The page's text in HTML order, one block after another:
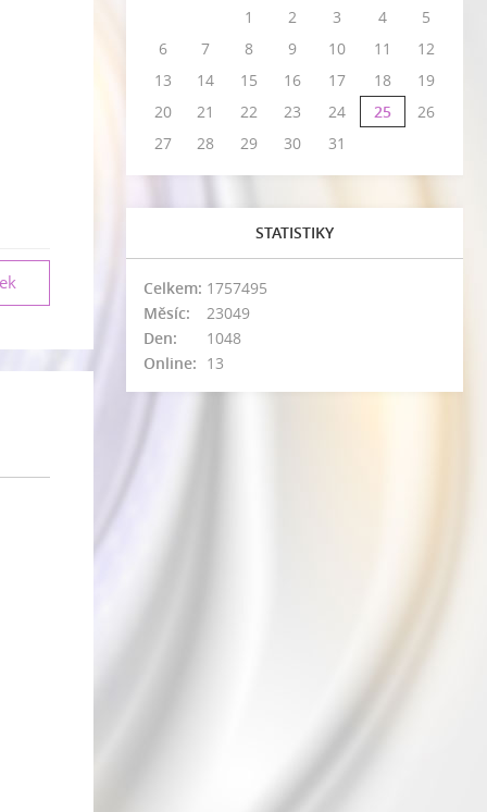
1
2 3 4
5
6
7 8 9 10 11
12
13
14 15 16 17 18
19
20
21 22 23 24 25
26
27
28 29 30 31
STATISTIKY
Online: 13
Celkem: 1757495
Měsíc:
23049
Den:
1048